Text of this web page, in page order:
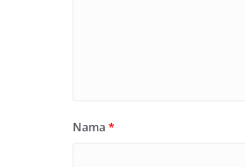
Nama *